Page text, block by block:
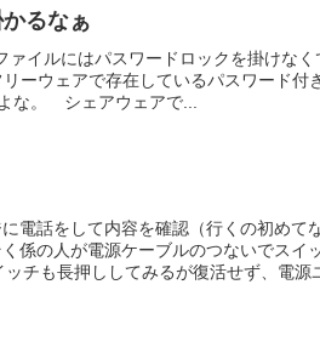
るなぁ
ァイルにはパスワードロックを掛けな
ーウェアで存在しているパスワード付
な。 シェアウェアで...
電話をして内容を確認（行くの初めて
係の人が電源ケーブルのつないでスイ
チも長押ししてみるが復活せず、電源